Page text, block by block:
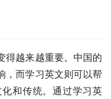
得越来越重要。中国的
，而学习英文则可以帮
和传统。通过学习英